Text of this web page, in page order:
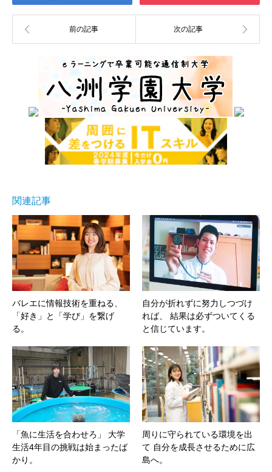
関連記事
バレエに情報技術を重ねる、
「好き」と「学び」を繋げ
る。
自分が折れずに努力しつづけ
れば、 結果は必ずついてくる
と信じています。
「魚に生活を合わせろ」 大学
生活4年目の挑戦は始まったば
かり。
周りに守られている環境を出
て 自分を成長させるために広
島へ。